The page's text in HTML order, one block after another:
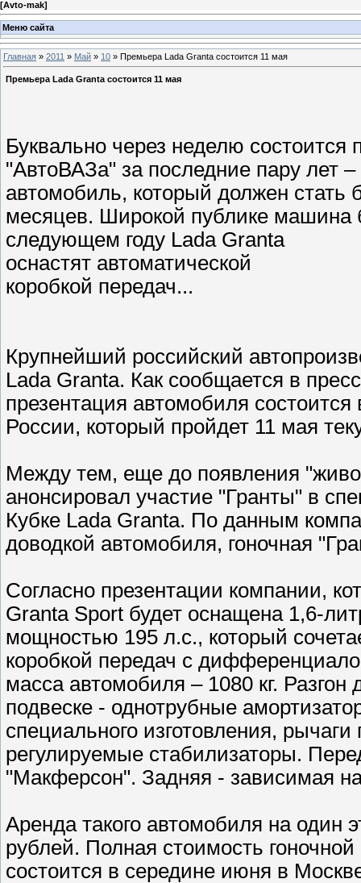
[Avto-mak]
Меню сайта
Главная » 2011 » Май » 10 » Премьера Lada Granta состоится 11 мая
Премьера Lada Granta состоится 11 мая
Буквально через неделю
"АвтоВАЗа" за последние пару лет
автомобиль, который должен стать
месяцев. Широкой публике машина
следующем году Lada Granta
оснастят автоматической
коробкой передач...
Крупнейший российский
Lada Granta. Как сообщается в
презентация автомобиля
России, который пройдет 11 мая
Между тем, еще до появления
анонсировал участие "Гранты" в
Кубке Lada Granta. По данным
доводкой автомобиля, гоночная
Согласно презентации компании,
Granta Sport будет оснащена 1,6-
мощностью 195 л.с., который
коробкой передач с
масса автомобиля – 1080 кг.
подвеске - однотрубные
специального изготовления,
регулируемые стабилизаторы.
"Макферсон". Задняя - зависимая
Аренда такого автомобиля на один
рублей. Полная стоимость
состоится в середине июня в